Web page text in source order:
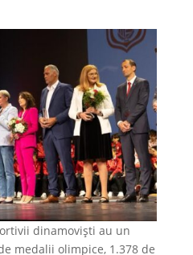
dinamoviști au un
medalii olimpice, 1.378 de